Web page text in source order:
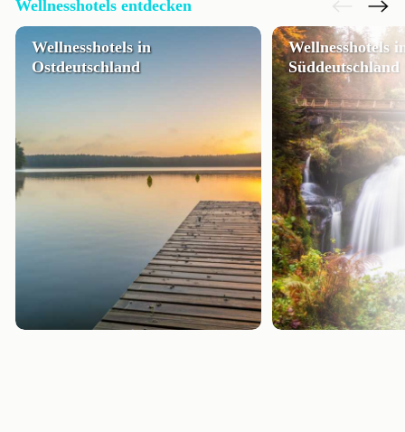
Wellnesshotels entdecken
Wellnesshotels in
Ostdeutschland
Wellnesshotels
Süddeutschland